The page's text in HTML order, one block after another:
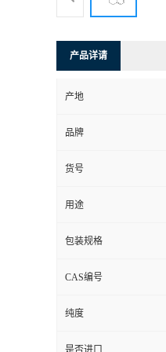
产品详请
产地
品牌
货号
用途
包装规格
CAS编号
纯度
是否进口